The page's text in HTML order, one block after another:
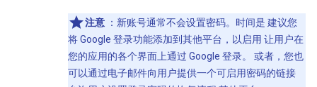
注意 ：新账号通常不会设置密码。时间是 建议您
将 Google 登录功能添加到其他平台，以启用 让用户在
您的应用的各个界面上通过 Google 登录。 或者，您也
可以通过电子邮件向用户提供一个可启用密码的链接